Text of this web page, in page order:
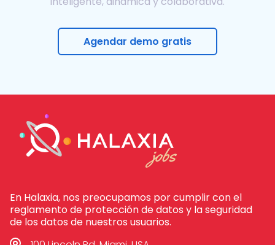
Agendar demo gratis
En Halaxia, nos preocupamos por cumplir con el
reglamento de protección de datos y la seguridad
de los datos de nuestros usuarios.